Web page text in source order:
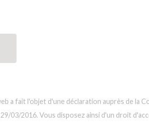
a fait l'objet d'une déclaration auprès de la
03/2016. Vous disposez ainsi d'un droit